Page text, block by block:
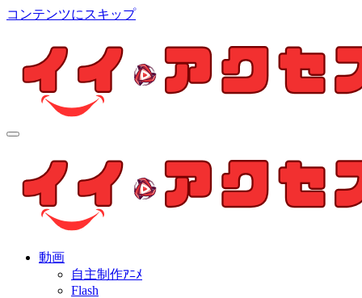
コンテンツにスキップ
個人制作アニメを中心とした動画紹介ブログ
動画
自主制作ｱﾆﾒ
Flash